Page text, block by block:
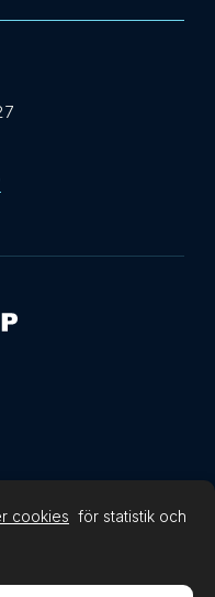
cookies för statistik och